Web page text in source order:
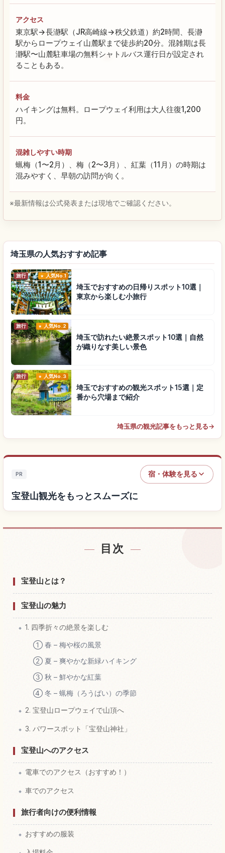
アクセス
東京駅→長瀞駅（JR高崎線→秩父鉄道）約2時間、長瀞
駅からロープウェイ山麓駅まで徒歩約20分。混雑期は長
瀞駅〜山麓駐車場の無料シャトルバス運行日が設定され
ることもある。
料金
ハイキングは無料。ロープウェイ利用は大人往復1,200
円。
混雑しやすい時期
蝋梅（1〜2月）、梅（2〜3月）、紅葉（11月）の時期は
混みやすく、早朝の訪問が向く。
※最新情報は公式発表または現地でご確認ください。
埼玉県の人気おすすめ記事
旅行 人気No.1
埼玉でおすすめの日帰りスポット10選｜
東京から楽しむ小旅行
旅行 人気No.2
埼玉で訪れたい絶景スポット10選｜自然
が織りなす美しい景色
旅行 人気No.3
埼玉でおすすめの観光スポット15選｜定
番から穴場まで紹介
埼玉県の観光記事をもっと見る→
PR 宿・体験を見る
宝登山観光をもっとスムーズに
宝登山付近の宿を探す
目次
宝登山とは？
宝登山の魅力
1. 四季折々の絶景を楽しむ
① 春 – 梅や桜の風景
② 夏 – 爽やかな新緑ハイキング
③ 秋 – 鮮やかな紅葉
④ 冬 – 蝋梅（ろうばい）の季節
2. 宝登山ロープウェイで山頂へ
3. パワースポット「宝登山神社」
宝登山へのアクセス
電車でのアクセス（おすすめ！）
車でのアクセス
旅行者向けの便利情報
おすすめの服装